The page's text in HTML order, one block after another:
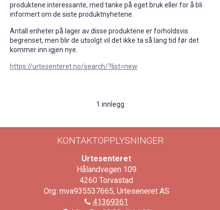
produktene interessante, med tanke på eget bruk eller for å bli
informert om de siste produktnyhetene.
Antall enheter på lager av disse produktene er forholdsvis
begrenset, men blir de utsolgt vil det ikke ta så lang tid før det
kommer inn igjen nye.
https://urtesenteret.no/search/?list=new
1 innlegg
KONTAKTOPPLYSNINGER
Urtesenteret
Hålandvegen 109
4260 Torvastad
Org: mva935537665, Urteseneret AS
41369361